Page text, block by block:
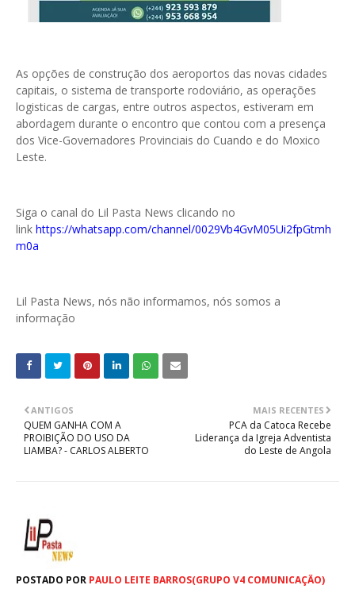
As opções de construção dos aeroportos das novas cidades
capitais, o sistema de transporte rodoviário, as operações
logisticas de cargas, entre outros aspectos, estiveram em
abordagem durante o encontro que contou com a presença
dos Vice-Governadores Provinciais do Cuando e do Moxico
Leste.
Siga o canal do Lil Pasta News clicando no
link https://whatsapp.com/channel/0029Vb4GvM05Ui2fpGtmh
m0a
Lil Pasta News, nós não informamos, nós somos a
informação
MAIS RECENTES
PCA da Catoca Recebe
Liderança da Igreja Adventista
do Leste de Angola
ANTIGOS
QUEM GANHA COM A
PROIBIÇÃO DO USO DA
LIAMBA? - CARLOS ALBERTO
POSTADO POR PAULO LEITE BARROS(GRUPO V4 COMUNICAÇÃO)